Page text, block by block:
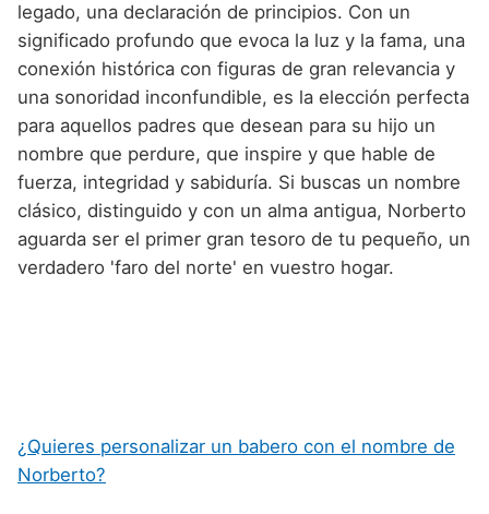
legado, una declaración de principios. Con un
significado profundo que evoca la luz y la fama, una
conexión histórica con figuras de gran relevancia y
una sonoridad inconfundible, es la elección perfecta
para aquellos padres que desean para su hijo un
nombre que perdure, que inspire y que hable de
fuerza, integridad y sabiduría. Si buscas un nombre
clásico, distinguido y con un alma antigua, Norberto
aguarda ser el primer gran tesoro de tu pequeño, un
verdadero 'faro del norte' en vuestro hogar.
¿Quieres personalizar un babero con el nombre de
Norberto?